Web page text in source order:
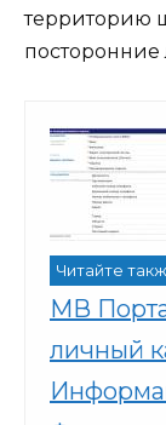
территорию
посторонние
Читайте
МВ
личный